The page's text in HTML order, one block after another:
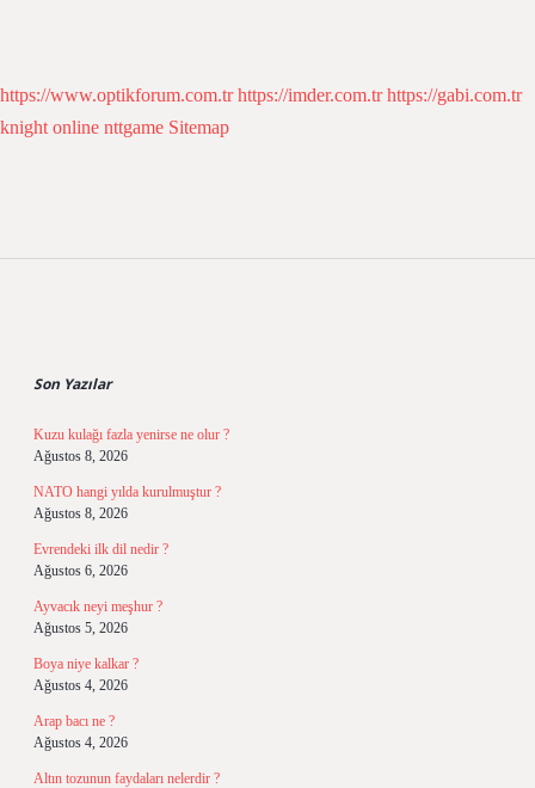
https://www.optikforum.com.tr https://imder.com.tr https://gabi.com.tr
knight online nttgame Sitemap
Son Yazılar
Kuzu kulağı fazla yenirse ne olur ?
Ağustos 8, 2026
NATO hangi yılda kurulmuştur ?
Ağustos 8, 2026
Evrendeki ilk dil nedir ?
Ağustos 6, 2026
Ayvacık neyi meşhur ?
Ağustos 5, 2026
Boya niye kalkar ?
Ağustos 4, 2026
Arap bacı ne ?
Ağustos 4, 2026
Altın tozunun faydaları nelerdir ?